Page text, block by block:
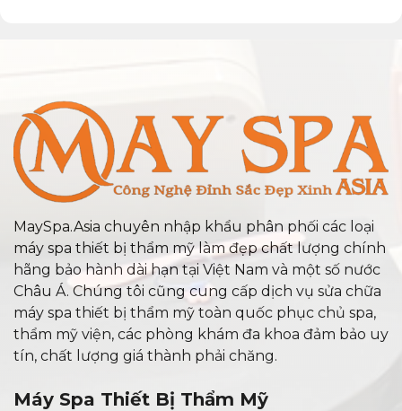
MaySpa.Asia chuyên nhập khẩu phân phối các loại
máy spa thiết bị thẩm mỹ làm đẹp chất lượng chính
hãng bảo hành dài hạn tại Việt Nam và một số nước
Châu Á. Chúng tôi cũng cung cấp dịch vụ sửa chữa
máy spa thiết bị thẩm mỹ toàn quốc phục chủ spa,
thẩm mỹ viện, các phòng khám đa khoa đảm bảo uy
tín, chất lượng giá thành phải chăng.
Máy Spa Thiết Bị Thẩm Mỹ